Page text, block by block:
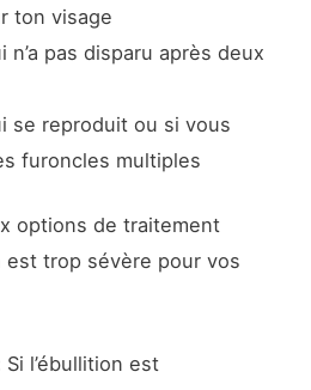
ton visage
n’a pas disparu après deux
se reproduit ou si vous
furoncles multiples
options de traitement
est trop sévère pour vos
Si l’ébullition est